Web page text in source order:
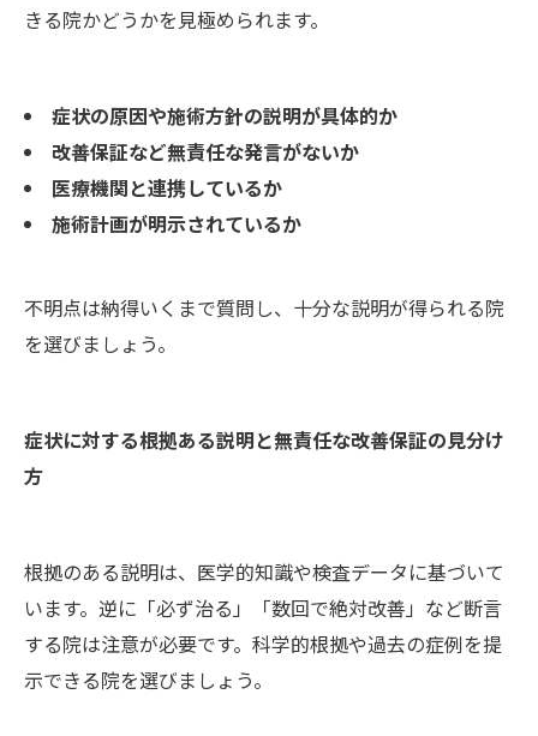
きる院かどうかを見極められます。
症状の原因や施術方針の説明が具体的か
改善保証など無責任な発言がないか
医療機関と連携しているか
施術計画が明示されているか
不明点は納得いくまで質問し、十分な説明が得られる院
を選びましょう。
症状に対する根拠ある説明と無責任な改善保証の見分け
方
根拠のある説明は、医学的知識や検査データに基づいて
います。逆に「必ず治る」「数回で絶対改善」など断言
する院は注意が必要です。科学的根拠や過去の症例を提
示できる院を選びましょう。